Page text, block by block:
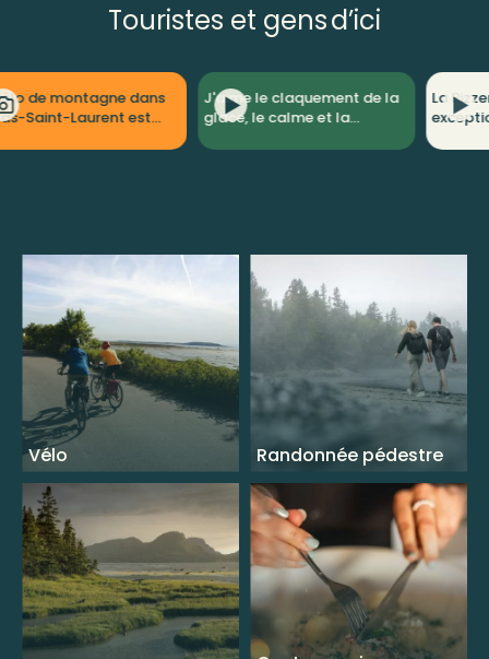
Touristes et gens d’ici
J'aime le claquement de la
glace, le calme et la
proximité avec la nature.
La Pizzeria des Battures est
exceptionnelle et
vraiment mignonne
Vélo Randonnée pédestre